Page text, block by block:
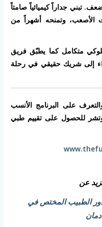
تبني جداراً كيميائياً صامتاً
وتمنحه أشهراً من
متكامل كما يطبّق فريق
إلى شريك حقيقي في رحلة
على البرنامج الأنسب
للحصول على تقييم طبي
عن
دور الطبيب المختص في